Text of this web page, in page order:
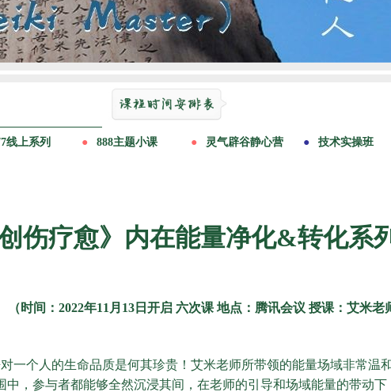
创伤疗愈》内在能量净化&转化系
（时间：2022年11月13日开启 六次课 地点：腾讯会议 授课：艾米老
一个人的生命品质是何其珍贵！艾米老师所带领的能量场域非常
，参与者都能够全然沉浸其间，在老师的引导和场域能量的带动